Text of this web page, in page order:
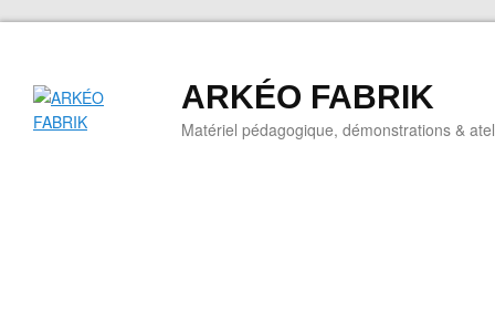
ARKÉO FABRIK
Matériel pédagogique, démonstrations &